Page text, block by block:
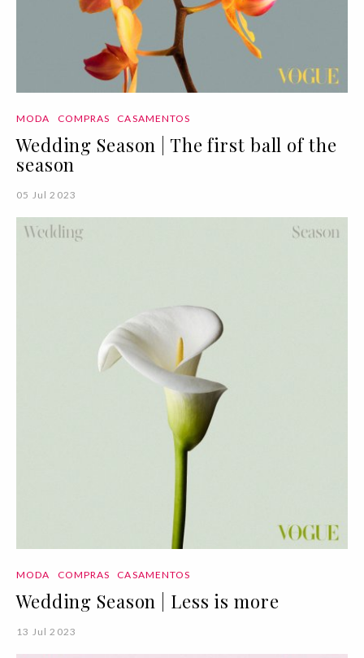
MODA COMPRAS CASAMENTOS
Wedding Season | The first ball of the
season
05 Jul 2023
MODA COMPRAS CASAMENTOS
Wedding Season | Less is more
13 Jul 2023